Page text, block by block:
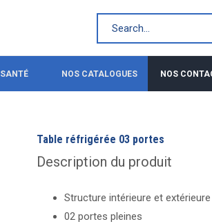
SANTÉ NOS CATALOGUES NOS
Table réfrigérée 03 portes
Description du produit
Structure intérieure et
02 portes pleines